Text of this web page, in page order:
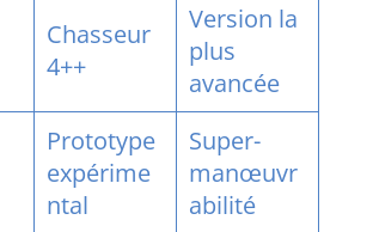
Chasseur
4++
Version la
plus
avancée
Prototype
expérime
ntal
Super-
manœuvr
abilité